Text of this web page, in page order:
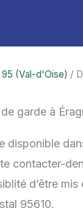
(Val-d'Oise) /
garde à
disponible
contacter-
d’être
95610.